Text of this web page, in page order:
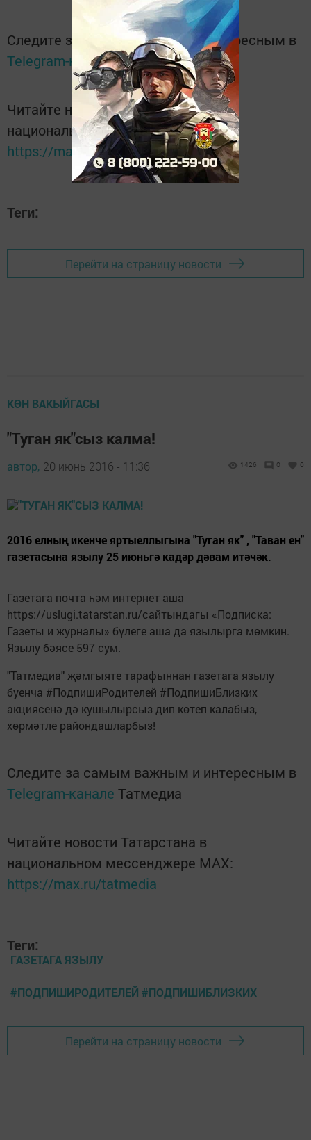
Следите за самым важным и интересным в
Telegram-каналеТатмедиа
Читайте новости Татарстана в
национальном мессенджере MАХ:
https://max.ru/tatmedia
Теги:
Перейти на страницу новости
КӨН ВАКЫЙГАСЫ
"Туган як"сыз калма!
автор, 20 июнь 2016 - 11:36 1426 0 0
2016 елның икенче яртыеллыгына "Туган як" , "Таван ен"
газетасына язылу 25 июньгә кадәр дәвам итәчәк.
Газетага почта һәм интернет аша
https://uslugi.tatarstan.ru/сайтындагы «Подписка:
Газеты и журналы» бүлеге аша да язылырга мөмкин.
Язылу бәясе 597 сум.
"Татмедиа" җәмгыяте тарафыннан газетага язылу
буенча #ПодпишиРодителей #ПодпишиБлизких
акциясенә дә кушылырсыз дип көтеп калабыз,
хөрмәтле райондашларбыз!
Следите за самым важным и интересным в
Telegram-канале Татмедиа
Читайте новости Татарстана в
национальном мессенджере MАХ:
https://max.ru/tatmedia
Теги:
ГАЗЕТАГА ЯЗЫЛУ
#ПОДПИШИРОДИТЕЛЕЙ #ПОДПИШИБЛИЗКИХ
Перейти на страницу новости